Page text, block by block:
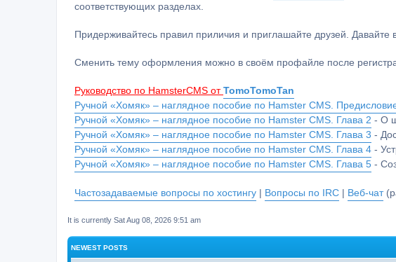
соответствующих разделах.
Придерживайтесь правил приличия и приглашайте друзей.
Сменить тему оформления можно в своём профайле после
Руководство по HamsterCMS от TomoTomoTan
Ручной «Хомяк» – наглядное пособие по Hamster CMS. Предисловие
Ручной «Хомяк» – наглядное пособие по Hamster CMS. Глава 2 - О
Ручной «Хомяк» – наглядное пособие по Hamster CMS. Глава 3 -
Ручной «Хомяк» – наглядное пособие по Hamster CMS. Глава 4 -
Ручной «Хомяк» – наглядное пособие по Hamster CMS. Глава 5 -
Частозадаваемые вопросы по хостингу | Вопросы по IRC | Веб-чат
It is currently Sat Aug 08, 2026 9:51 am
NEWEST POSTS